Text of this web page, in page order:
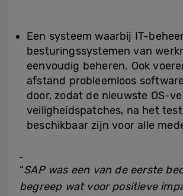
Een systeem waarbij IT-
besturingssystemen van
eenvoudig beheren. Ook
afstand probleemloos
door, zodat de nieuwste OS-
veiligheidspatches, na het
beschikbaar zijn voor alle
“SAP was een van de eerste
begreep wat voor positieve